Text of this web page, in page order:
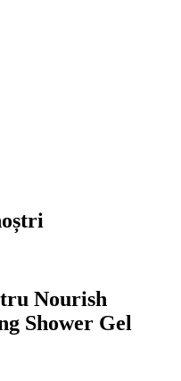
Nourish
Shower Gel